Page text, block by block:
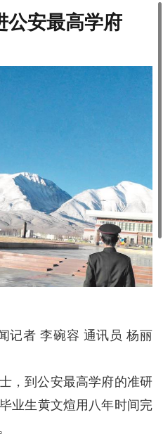
公安最高学府
记者 李碗容 通讯员 杨丽
，到公安最高学府的准研
业生黄文煊用八年时间完